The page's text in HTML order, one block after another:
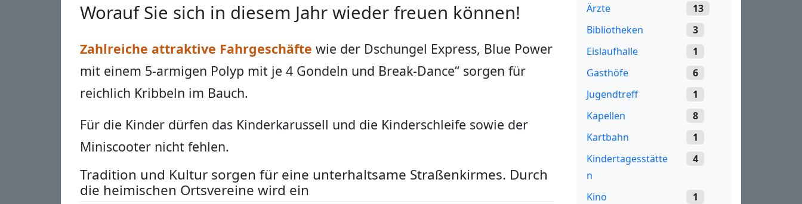
Worauf Sie sich in diesem Jahr wieder freuen können!
Zahlreiche attraktive Fahrgeschäfte wie der Dschungel Express, Blue Power
mit einem 5-armigen Polyp mit je 4 Gondeln und Break-Dance“ sorgen für
reichlich Kribbeln im Bauch.
Für die Kinder dürfen das Kinderkarussell und die Kinderschleife sowie der
Miniscooter nicht fehlen.
Tradition und Kultur sorgen für eine unterhaltsame Straßenkirmes. Durch
die heimischen Ortsvereine wird ein
Ärzte
13
Bibliotheken
3
Eislaufhalle
1
Gasthöfe
6
Jugendtreff
1
Kapellen
8
Kartbahn
1
Kindertagesstätte
n
4
Kino
1